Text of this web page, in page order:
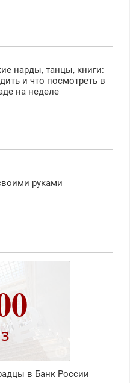
нарды, танцы, книги:
и что посмотреть в
на неделе
руками
в Банк России